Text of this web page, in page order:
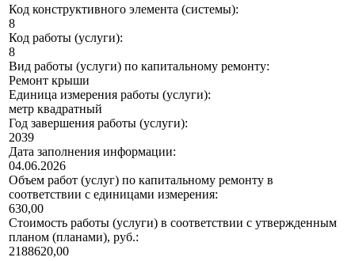
Код конструктивного элемента (системы):
8
Код работы (услуги):
8
Вид работы (услуги) по капитальному ремонту:
Ремонт крыши
Единица измерения работы (услуги):
метр квадратный
Год завершения работы (услуги):
2039
Дата заполнения информации:
04.06.2026
Объем работ (услуг) по капитальному ремонту в
соответствии с единицами измерения:
630,00
Стоимость работы (услуги) в соответствии с утвержденным
планом (планами), руб.:
2188620,00